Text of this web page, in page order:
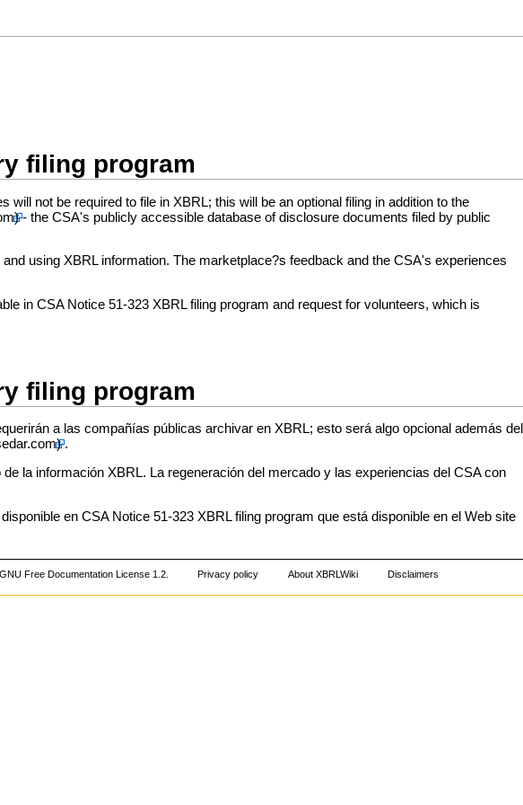
filing program
not be required to file in XBRL; this will be an optional filing in addition to the
- the CSA's publicly accessible database of disclosure documents filed by public
using XBRL information. The marketplace?s feedback and the CSA's experiences
in CSA Notice 51-323 XBRL filing program and request for volunteers, which is
filing program
a las compañías públicas archivar en XBRL; esto será algo opcional además del
.
la información XBRL. La regeneración del mercado y las experiencias del CSA con
en CSA Notice 51-323 XBRL filing program que está disponible en el Web site
GNU Free Documentation License 1.2. Privacy policy About XBRLWiki Disclaimers